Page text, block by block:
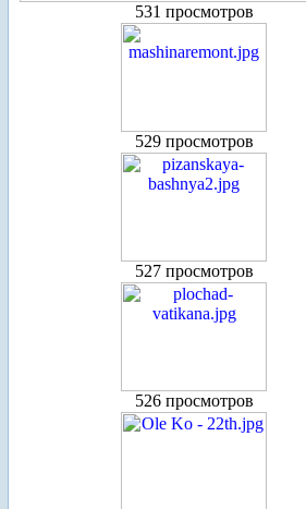
531 просмотров
529 просмотров
527 просмотров
526 просмотров